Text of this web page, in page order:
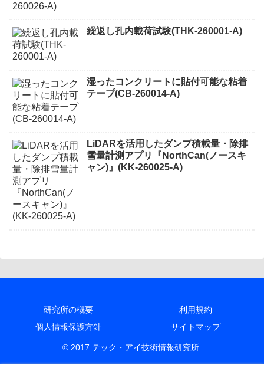
繰返し孔内載荷試験(THK-260001-A)
湿ったコンクリートに貼付可能な粘着
テープ(CB-260014-A)
LiDARを活用したダンプ積載量・除排
雪量計測アプリ『NorthCan(ノースキ
ャン)』(KK-260025-A)
研究所の概要
利用規約
個人情報保護方針
サイトマップ
© 2017 テック・アイ技術情報研究所.